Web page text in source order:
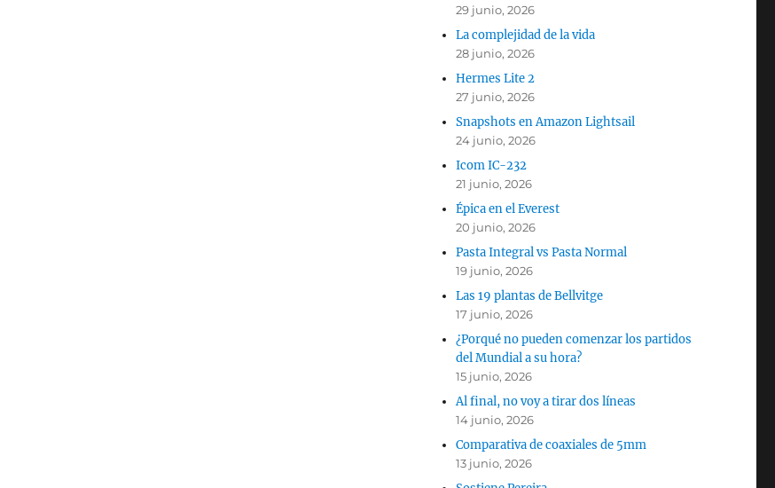
29 junio, 2026
La complejidad de la vida
28 junio, 2026
Hermes Lite 2
27 junio, 2026
Snapshots en Amazon Lightsail
24 junio, 2026
Icom IC-232
21 junio, 2026
Épica en el Everest
20 junio, 2026
Pasta Integral vs Pasta Normal
19 junio, 2026
Las 19 plantas de Bellvitge
17 junio, 2026
¿Porqué no pueden comenzar los partidos
del Mundial a su hora?
15 junio, 2026
Al final, no voy a tirar dos líneas
14 junio, 2026
Comparativa de coaxiales de 5mm
13 junio, 2026